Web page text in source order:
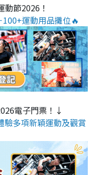
動節2026！
運動用品攤位🔥
電子門票！↓
多項新穎運動及觀賞